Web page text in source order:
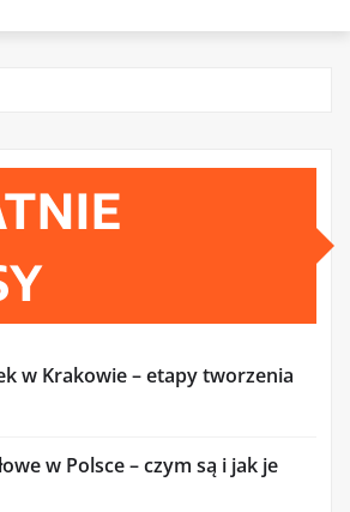
w Krakowie – etapy tworzenia
w Polsce – czym są i jak je